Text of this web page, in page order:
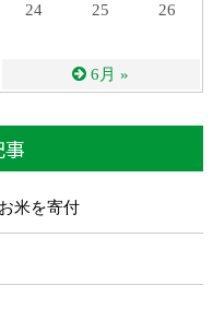
6月 »
24 25
26
米を寄付